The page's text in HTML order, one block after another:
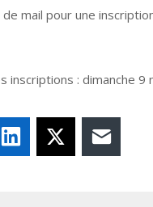
mail pour une
inscriptions : dimanche 9
LinkedIn